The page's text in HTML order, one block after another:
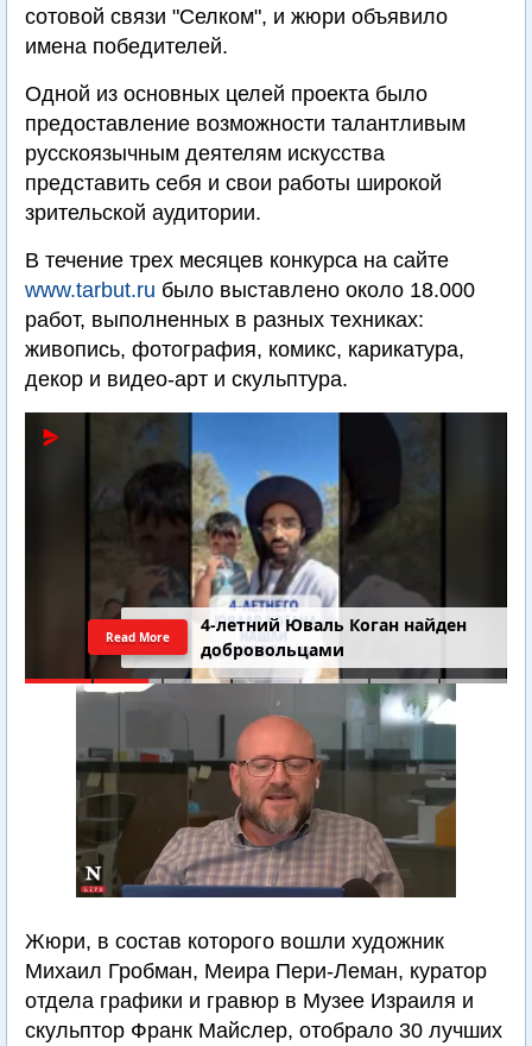
сотовой связи "Селком", и жюри объявило
имена победителей.
Одной из основных целей проекта было
предоставление возможности талантливым
русскоязычным деятелям искусства
представить себя и свои работы широкой
зрительской аудитории.
В течение трех месяцев конкурса на сайте
www.tarbut.ru было выставлено около 18.000
работ, выполненных в разных техниках:
живопись, фотография, комикс, карикатура,
декор и видео-арт и скульптура.
4-летний Юваль Коган найден
добровольцами
Read More
Жюри, в состав которого вошли художник
Михаил Гробман, Меира Пери-Леман, куратор
отдела графики и гравюр в Музее Израиля и
скульптор Франк Майслер, отобрало 30 лучших